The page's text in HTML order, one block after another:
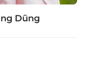
Dũng